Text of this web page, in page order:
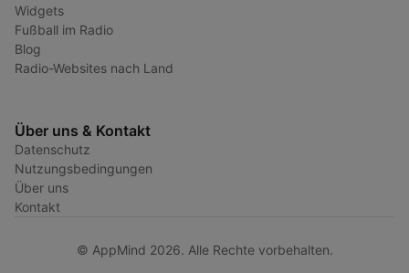
Widgets
Fußball im Radio
Blog
Radio-Websites nach Land
Über uns & Kontakt
Datenschutz
Nutzungsbedingungen
Über uns
Kontakt
© AppMind 2026. Alle Rechte vorbehalten.